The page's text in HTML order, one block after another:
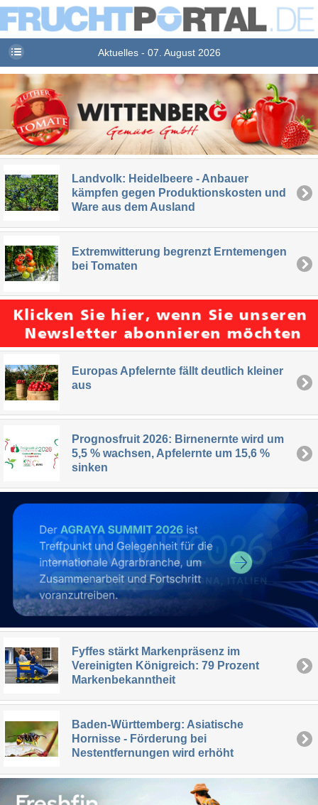
Aktuelles - 07. August 2026
Landvolk: Heidelbeere - Anbauer
kämpfen gegen Produktionskosten und
Ware aus dem Ausland
Extremwitterung begrenzt Erntemengen
bei Tomaten
Europas Apfelernte fällt deutlich kleiner
aus
Prognosfruit 2026: Birnenernte wird um
5,5 % wachsen, Apfelernte um 15,6 %
sinken
Fyffes stärkt Markenpräsenz im
Vereinigten Königreich: 79 Prozent
Markenbekanntheit
Baden-Württemberg: Asiatische
Hornisse - Förderung bei
Nestentfernungen wird erhöht